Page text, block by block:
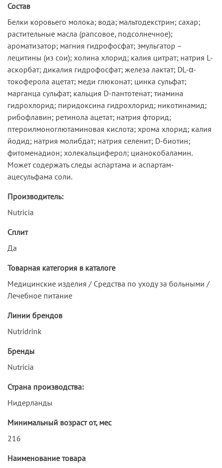
Состав
Белки коровьего молока; вода; мальтодекстрин; сахар;
растительные масла (рапсовое, подсолнечное);
ароматизатор; магния гидрофосфат; эмульгатор –
лецитины (из сои); холина хлорид; калия цитрат; натрия L-
аскорбат; дикалия гидрофосфат; железа лактат; DL-α-
токоферола ацетат; меди глюконат; цинка сульфат;
марганца сульфат; кальция D-пантотенат; тиамина
гидрохлорид; пиридоксина гидрохлорид; никотинамид;
рибофлавин; ретинола ацетат; натрия фторид;
птероилмоноглютаминовая кислота; хрома хлорид; калия
йодид; натрия молибдат; натрия селенит; D-биотин;
фитоменадион; холекальциферол; цианокобаламин.
Может содержать следы аспартама и аспартам-
ацесульфама соли.
Производитель:
Nutricia
Сплит
Да
Товарная категория в каталоге
Медицинские изделия / Средства по уходу за больными /
Лечебное питание
Линии брендов
Nutridrink
Бренды
Nutricia
Страна производства:
Нидерланды
Минимальный возраст от, мес
216
Наименование товара